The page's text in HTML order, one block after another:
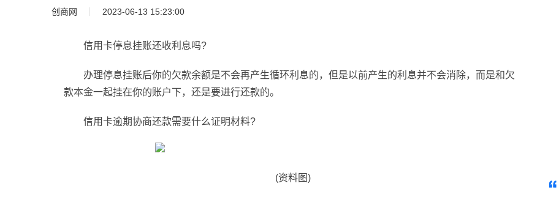
创商网 2023-06-13 15:23:00
信用卡停息挂账还收利息吗?
办理停息挂账后你的欠款余额是不会再产生循环利息的，但是以前产生的利息并不会消除，而是和欠
款本金一起挂在你的账户下，还是要进行还款的。
信用卡逾期协商还款需要什么证明材料?
(资料图)